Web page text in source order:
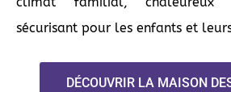
sécurisant pour les enfants et
DÉCOUVRIR LA MAISON